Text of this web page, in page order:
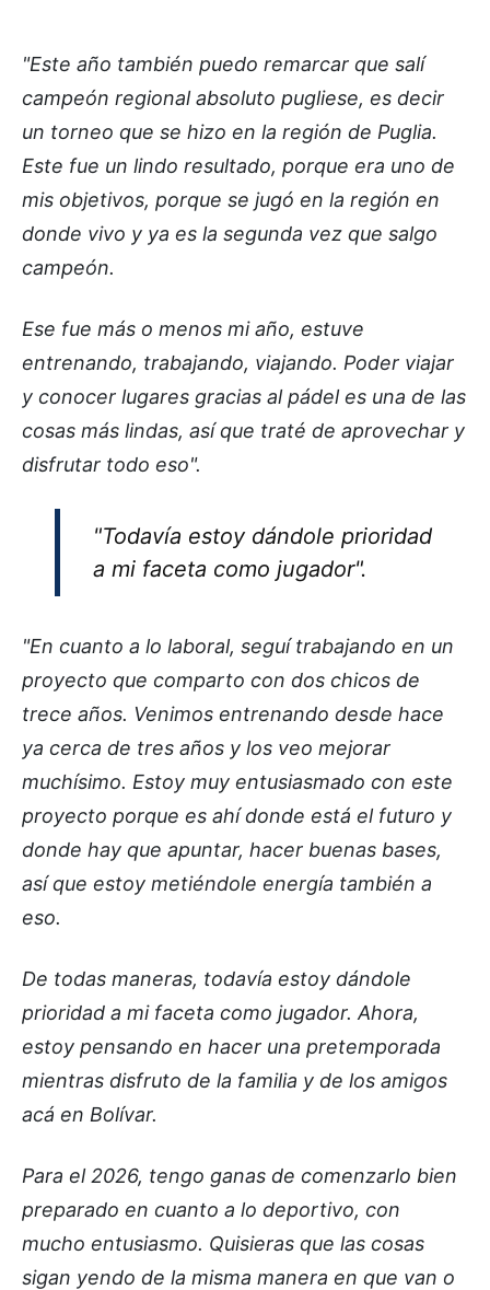
"Este año también puedo remarcar que salí
campeón regional absoluto pugliese, es decir
un torneo que se hizo en la región de Puglia.
Este fue un lindo resultado, porque era uno de
mis objetivos, porque se jugó en la región en
donde vivo y ya es la segunda vez que salgo
campeón.
Ese fue más o menos mi año, estuve
entrenando, trabajando, viajando. Poder viajar
y conocer lugares gracias al pádel es una de las
cosas más lindas, así que traté de aprovechar y
disfrutar todo eso".
"Todavía estoy dándole prioridad
a mi faceta como jugador".
"En cuanto a lo laboral, seguí trabajando en un
proyecto que comparto con dos chicos de
trece años. Venimos entrenando desde hace
ya cerca de tres años y los veo mejorar
muchísimo. Estoy muy entusiasmado con este
proyecto porque es ahí donde está el futuro y
donde hay que apuntar, hacer buenas bases,
así que estoy metiéndole energía también a
eso.
De todas maneras, todavía estoy dándole
prioridad a mi faceta como jugador. Ahora,
estoy pensando en hacer una pretemporada
mientras disfruto de la familia y de los amigos
acá en Bolívar.
Para el 2026, tengo ganas de comenzarlo bien
preparado en cuanto a lo deportivo, con
mucho entusiasmo. Quisieras que las cosas
sigan yendo de la misma manera en que van o